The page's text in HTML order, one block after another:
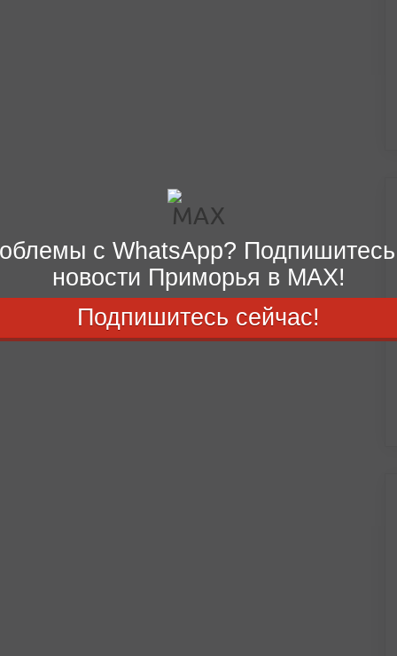
с WhatsApp?
новости Приморья в MAX!
Подпишитесь сейчас!